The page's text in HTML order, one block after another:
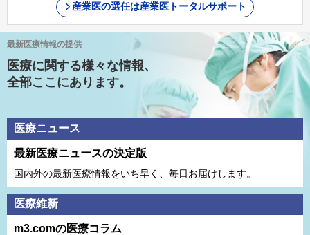
産業医の選任は産業医トータルサポート
最新医療情報の提供
医療に関する様々な情報、
全部ここにあります。
医療ニュース
最新医療ニュースの決定版
国内外の最新医療情報をいち早く、毎日お届けします。
医療維新
m3.comの医療コラム